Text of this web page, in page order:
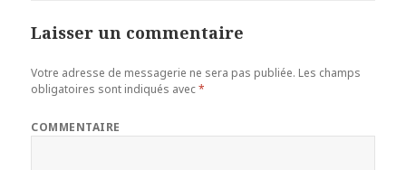
Laisser un commentaire
Votre adresse de messagerie ne sera pas publiée. Les champs
obligatoires sont indiqués avec*
COMMENTAIRE